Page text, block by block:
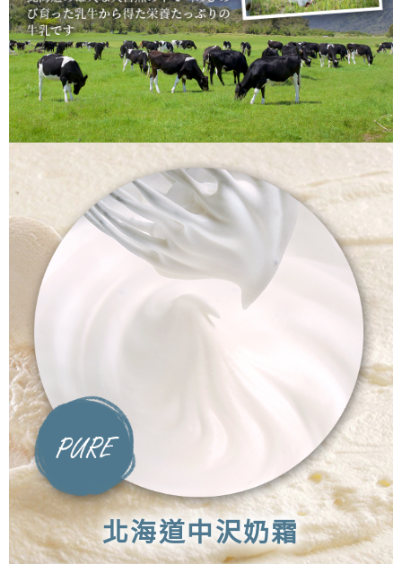
北海道中沢奶霜